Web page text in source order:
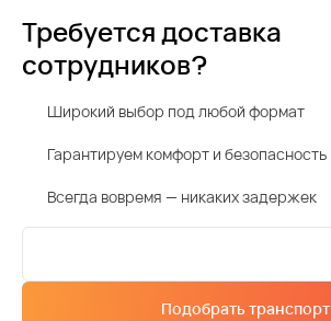
Требуется доставка
сотрудников?
Широкий выбор под любой формат
Гарантируем комфорт и безопасность
Всегда вовремя — никаких задержек
Подобрать транспорт